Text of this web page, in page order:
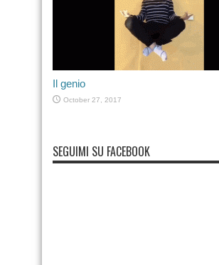
Il genio
October 27, 2017
SEGUIMI SU FACEBOOK